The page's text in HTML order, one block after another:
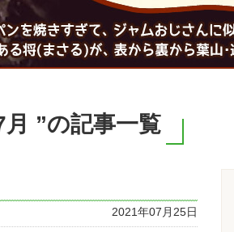
”の記事一覧
2021年07月25日